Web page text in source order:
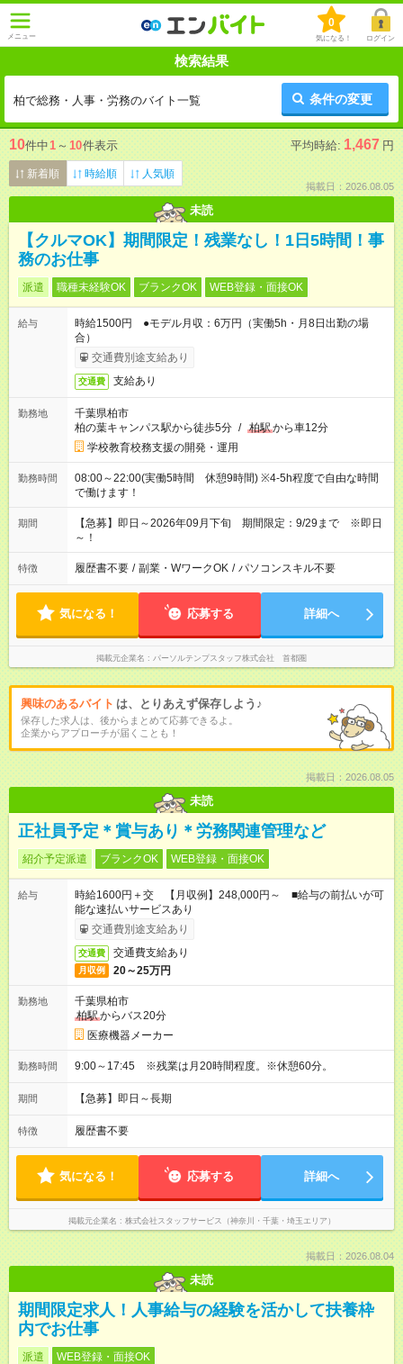
メニュー
0
気になる！ ログイン
検索結果
柏で総務・人事・労務のバイト一覧 条件の変更
10件中1 ～ 10件表示 平均時給: 1,467 円
新着順 時給順 人気順
掲載日：2026.08.05
未読
【クルマOK】期間限定！残業なし！1日5時間！事
務のお仕事
派遣 職種未経験OK ブランクOK WEB登録・面接OK
給与
時給1500円 ●モデル月収：6万円（実働5h・月8日出勤の場
合）
交通費別途支給あり
交通費 支給あり
勤務地
千葉県柏市
柏の葉キャンパス駅から徒歩5分 / 柏駅から車12分
学校教育校務支援の開発・運用
勤務時間
08:00～22:00(実働5時間 休憩9時間) ※4-5h程度で自由な時間
で働けます！
期間
【急募】即日～2026年09月下旬 期間限定：9/29まで ※即日
～！
特徴 履歴書不要 / 副業・WワークOK / パソコンスキル不要
気になる！ 応募する 詳細へ
掲載元企業名 パーソルテンプスタッフ株式会社 首都圏
興味のあるバイト は、とりあえず保存しよう♪
保存した求人は、後からまとめて応募できるよ。
企業からアプローチが届くことも！
掲載日：2026.08.05
未読
正社員予定＊賞与あり＊労務関連管理など
紹介予定派遣 ブランクOK WEB登録・面接OK
給与
時給1600円＋交 【月収例】248,000円～ ■給与の前払いが可
能な速払いサービスあり
交通費別途支給あり
交通費 交通費支給あり
月収例 20～25万円
勤務地
千葉県柏市
柏駅からバス20分
医療機器メーカー
勤務時間 9:00～17:45 ※残業は月20時間程度。※休憩60分。
期間 【急募】即日～長期
特徴 履歴書不要
気になる！ 応募する 詳細へ
掲載元企業名 株式会社スタッフサービス（神奈川・千葉・埼玉エリア）
掲載日：2026.08.04
未読
期間限定求人！人事給与の経験を活かして扶養枠
内でお仕事
派遣 WEB登録・面接OK